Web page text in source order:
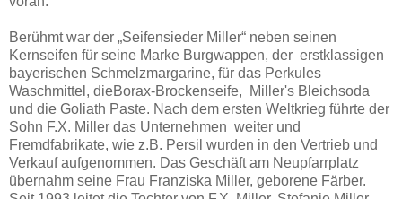
Berühmt war der „Seifensieder Miller“ neben seinen
Kernseifen für seine Marke Burgwappen, der erstklassigen
bayerischen Schmelzmargarine, für das Perkules
Waschmittel, dieBorax-Brockenseife, Miller's Bleichsoda
und die Goliath Paste. Nach dem ersten Weltkrieg führte der
Sohn F.X. Miller das Unternehmen weiter und
Fremdfabrikate, wie z.B. Persil wurden in den Vertrieb und
Verkauf aufgenommen. Das Geschäft am Neupfarrplatz
übernahm seine Frau Franziska Miller, geborene Färber.